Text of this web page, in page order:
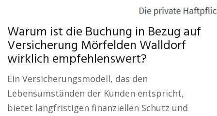
Warum ist die Buchung in Bezug auf
Versicherung Mörfelden Walldorf
wirklich empfehlenswert?
Ein Versicherungsmodell, das den
Lebensumständen der Kunden entspricht,
bietet langfristigen finanziellen Schutz und